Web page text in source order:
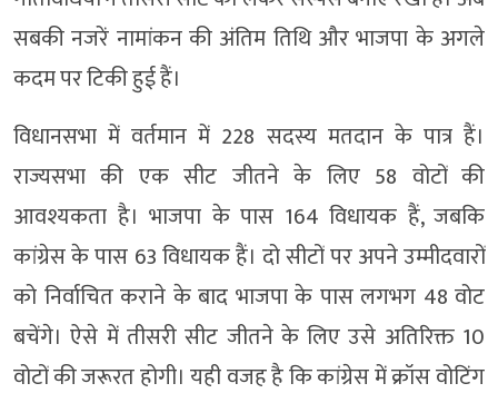
सबकी नजरें नामांकन की अंतिम तिथि और भाजपा के अगले
कदम पर टिकी हुई हैं।
विधानसभा में वर्तमान में 228 सदस्य मतदान के पात्र हैं।
राज्यसभा की एक सीट जीतने के लिए 58 वोटों की
आवश्यकता है। भाजपा के पास 164 विधायक हैं, जबकि
कांग्रेस के पास 63 विधायक हैं। दो सीटों पर अपने उम्मीदवारों
को निर्वाचित कराने के बाद भाजपा के पास लगभग 48 वोट
बचेंगे। ऐसे में तीसरी सीट जीतने के लिए उसे अतिरिक्त 10
वोटों की जरूरत होगी। यही वजह है कि कांग्रेस में क्रॉस वोटिंग